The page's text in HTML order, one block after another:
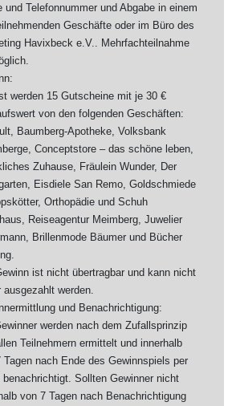
und Telefonnummer und Abgabe in einem
Geschäfte oder im Büro des
Havixbeck e.V.. Mehrfachteilnahme
werden 15 Gutscheine mit je 30 €
von den folgenden Geschäften:
Baumberg-Apotheke, Volksbank
Conceptstore – das schöne leben,
Zuhause, Fräulein Wunder, Der
Eisdiele San Remo, Goldschmiede
Orthopädie und Schuh
Reiseagentur Meimberg, Juwelier
Brillenmode Bäumer und Bücher
ist nicht übertragbar und kann nicht
ausgezahlt werden.
und Benachrichtigung:
werden nach dem Zufallsprinzip
Teilnehmern ermittelt und innerhalb
Tagen nach Ende des Gewinnspiels per
benachrichtigt. Sollten Gewinner nicht
von 7 Tagen nach Benachrichtigung